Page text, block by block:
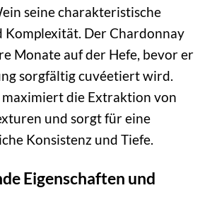
seine charakteristische
Komplexität. Der Chardonnay
Monate auf der Hefe, bevor er
sorgfältig cuvéetiert wird.
maximiert die Extraktion von
und sorgt für eine
Konsistenz und Tiefe.
Eigenschaften und